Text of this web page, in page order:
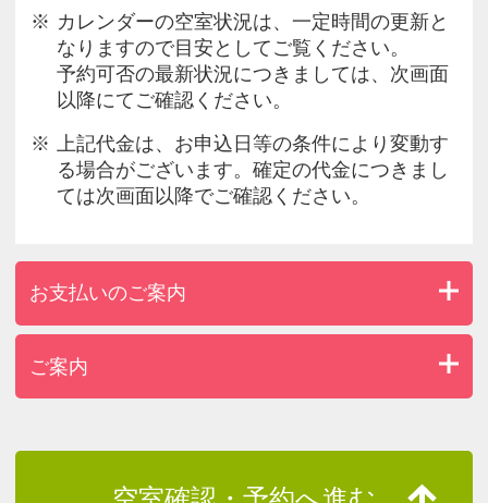
カレンダーの空室状況は、一定時間の更新と
なりますので目安としてご覧ください。
予約可否の最新状況につきましては、次画面
以降にてご確認ください。
上記代金は、お申込日等の条件により変動す
る場合がございます。確定の代金につきまし
ては次画面以降でご確認ください。
お支払いのご案内
ご案内